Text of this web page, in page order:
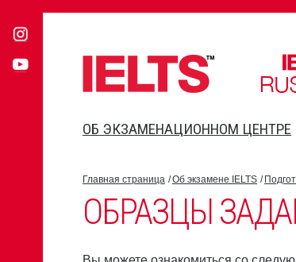
ОБ ЭКЗАМЕНАЦИОННОМ ЦЕНТРЕ
Главная страница Об экзамене IELTS
ОБРАЗЦЫ